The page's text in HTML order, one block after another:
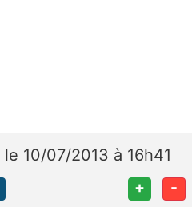
le 10/07/2013 à 16h41
+ -